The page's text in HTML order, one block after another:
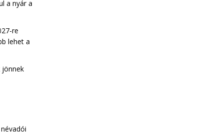
a nyár a
re
lehet a
jönnek